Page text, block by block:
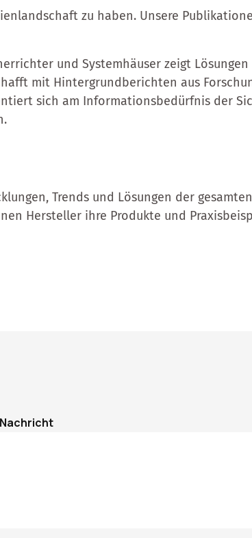
zu haben. Unsere
und Systemhäuser zeigt
mit Hintergrundberichten aus
sich am Informationsbedürfnis der
Trends und Lösungen der
Hersteller ihre Produkte und